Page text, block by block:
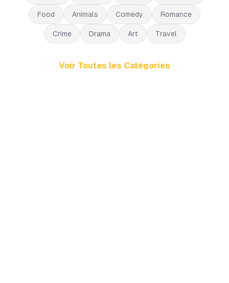
Food Animals Comedy Romance
Crime Drama Art Travel
Voir Toutes les Catégories